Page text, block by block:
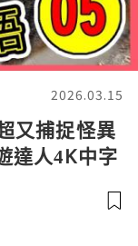
2026.03.15
又捕捉怪異
達人4K中字